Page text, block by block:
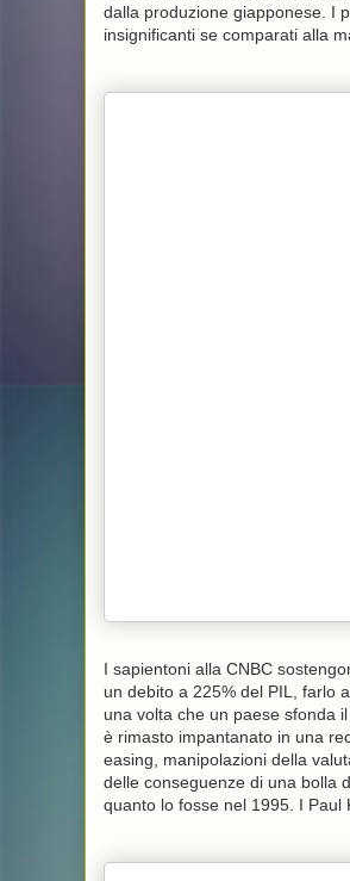
dalla produzione giapponese. I
insignificanti se comparati alla
I sapientoni alla CNBC
un debito a 225% del PIL, farlo
una volta che un paese sfonda
è rimasto impantanato in una
easing, manipolazioni della
delle conseguenze di una bolla
quanto lo fosse nel 1995. I Paul